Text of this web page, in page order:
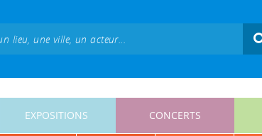
EXPOSITIONS CONCERTS